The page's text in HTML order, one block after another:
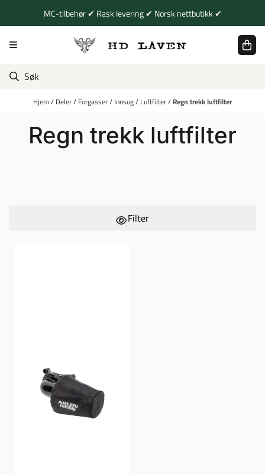
Hopp til innholdMC-tilbehør ✔ Rask levering ✔ Norsk nettbutikk ✔
Hjem/ Deler/ Forgasser/ Innsug/ Luftfilter/ Regn trekk luftfilter
Regn trekk luftfilter
Filter